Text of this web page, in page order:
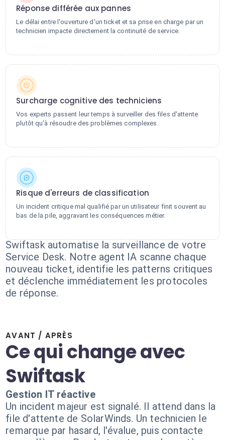
Réponse différée aux pannes
Le délai entre l'ouverture d'un ticket et sa prise en charge par un
technicien impacte directement la continuité de service.
Surcharge cognitive des techniciens
Vos experts passent leur temps à surveiller des files d'attente
plutôt qu'à résoudre des problèmes complexes.
Risque d'erreurs de classification
Un incident critique mal qualifié par un utilisateur finit souvent au
bas de la pile, aggravant les conséquences métier.
Swiftask automatise la surveillance de votre
Service Desk. Notre agent IA scanne chaque
nouveau ticket, identifie les patterns critiques
et déclenche immédiatement les protocoles
de réponse.
AVANT / APRÈS
Ce qui change avec
Swiftask
Gestion IT réactive
Un incident majeur est signalé. Il attend dans la
file d'attente de SolarWinds. Un technicien le
remarque par hasard, l'évalue, puis contacte